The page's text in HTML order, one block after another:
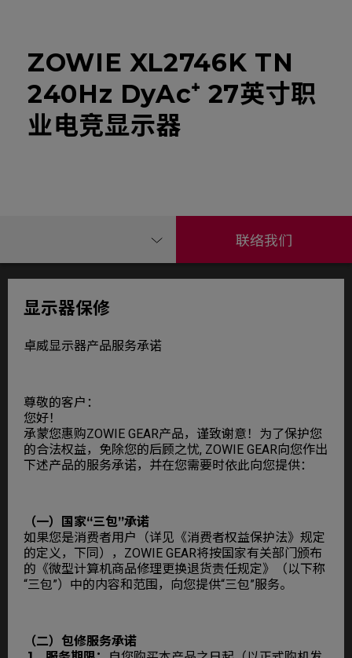
ZOWIE XL2746K TN
240Hz DyAc⁺ 27英寸职
业电竞显示器
联络我们
显示器保修
卓威显示器产品服务承诺
尊敬的客户：
您好！
承蒙您惠购ZOWIE GEAR产品，谨致谢意！为了保护您
的合法权益，免除您的后顾之忧, ZOWIE GEAR向您作出
下述产品的服务承诺，并在您需要时依此向您提供：
（一）国家“三包”承诺
如果您是消费者用户（详见《消费者权益保护法》规定
的定义，下同），ZOWIE GEAR将按国家有关部门颁布
的《微型计算机商品修理更换退货责任规定》（以下称
“三包”）中的内容和范围，向您提供“三包”服务。
（二）包修服务承诺